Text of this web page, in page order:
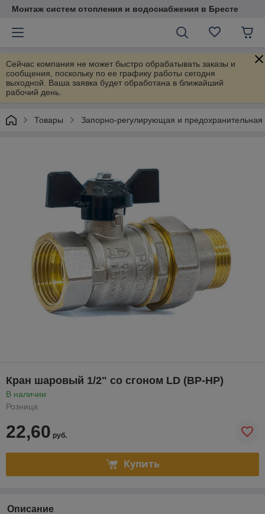
Монтаж систем отопления и водоснабжения в Бресте
Сейчас компания не может быстро обрабатывать заказы и
сообщения, поскольку по ее графику работы сегодня
выходной. Ваша заявка будет обработана в ближайший
рабочий день.
Товары Запорно-регулирующая и предохранительная
Кран шаровый 1/2" со сгоном LD (ВР-НР)
В наличии
Розница
22,60 руб.
Купить
Описание